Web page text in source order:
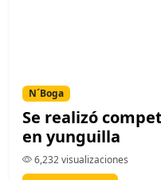
N´Boga
Se realizó
en yunguilla
6,232 visualizaciones